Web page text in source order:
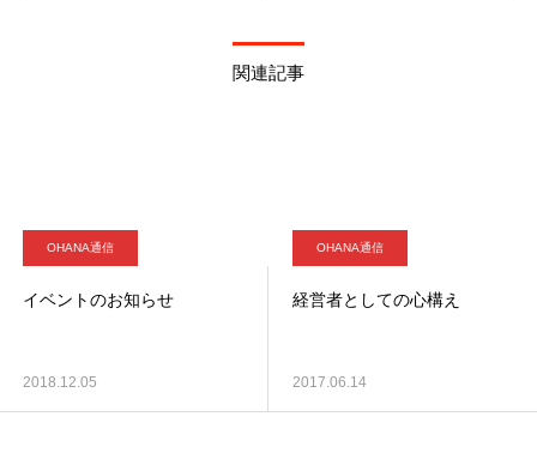
関連記事
OHANA通信
イベントのお知らせ
2018.12.05
OHANA通信
経営者としての心構え
2017.06.14